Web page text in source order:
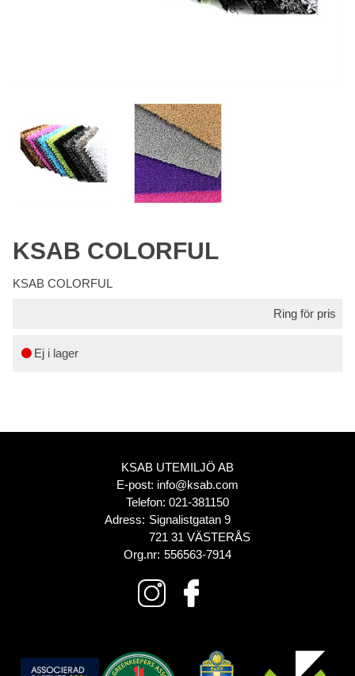
KSAB COLORFUL
KSAB COLORFUL
Ring för pris
Ej i lager
KSAB UTEMILJÖ AB
E-post: info@ksab.com
Telefon: 021-381150
Adress: Signalistgatan 9
721 31 VÄSTERÅS
Org.nr: 556563-7914